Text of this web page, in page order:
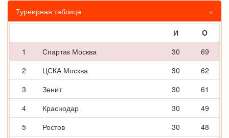
Турнирная таблица »
И
O
1
Спартак Москва 30
69
2
ЦСКА Москва 30
62
3
Зенит 30
61
4
Краснодар 30
49
5
Ростов 30
48